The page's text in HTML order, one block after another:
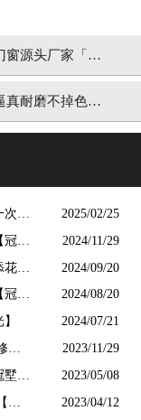
窗源头厂家「冠
真耐磨不掉色
用
2025/02/25
墅
2024/11/29
花
2024/09/20
冠墅
2024/08/20
2024/07/21
?
2023/11/29
墅阳
2023/05/08
2023/04/12